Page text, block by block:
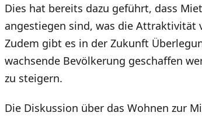
Dies hat bereits dazu geführt, dass
angestiegen sind, was die
Zudem gibt es in der Zukunft
wachsende Bevölkerung geschaffen
zu steigern.
Die Diskussion über das Wohnen zur